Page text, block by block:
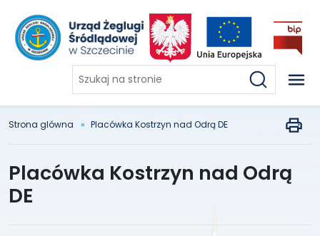
Szukaj
na
stronie
Strona glówna Placówka Kostrzyn nad Odrą DE
Placówka Kostrzyn nad Odrą
DE